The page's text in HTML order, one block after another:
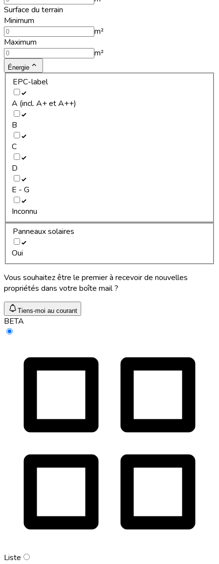
Surface du terrain
Minimum
m²
Maximum
m²
Énergie
EPC-label
A (incl. A+ et A++)
B
C
D
E - G
Inconnu
Panneaux solaires
Oui
Vous souhaitez être le premier à recevoir de nouvelles
propriétés dans votre boîte mail ?
Tiens-moi au courant
BETA
Liste